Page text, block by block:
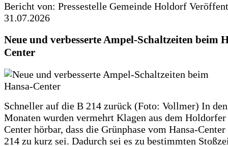
Bericht von: Pressestelle Gemeinde Holdorf
31.07.2026
Neue und verbesserte Ampel-Schaltzeiten beim
Center
Schneller auf die B 214 zurück (Foto: Vollmer) In
Monaten wurden vermehrt Klagen aus dem Holdorfer
Center hörbar, dass die Grünphase vom Hansa-
214 zu kurz sei. Dadurch sei es zu bestimmten